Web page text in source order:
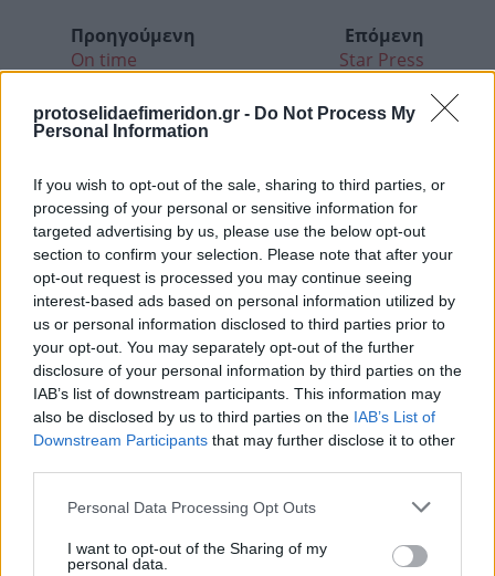
protoselidaefimeridon.gr - Do Not Process My
Personal Information
If you wish to opt-out of the sale, sharing to third parties, or
processing of your personal or sensitive information for
targeted advertising by us, please use the below opt-out
section to confirm your selection. Please note that after your
opt-out request is processed you may continue seeing
interest-based ads based on personal information utilized by
us or personal information disclosed to third parties prior to
your opt-out. You may separately opt-out of the further
disclosure of your personal information by third parties on the
IAB’s list of downstream participants. This information may
also be disclosed by us to third parties on the IAB’s List of
Downstream Participants that may further disclose it to other
Please note that this website/app uses one or more Google
not limited to your visit or usage behaviour. You may click to
grant or deny consent to Google and its third-party tags to
Personal Data Processing Opt Outs
I want to opt-out of the Sharing of my
personal data.
Προηγούμενη
On time
Επόμενη
Star Press
Κοινοποιήστε